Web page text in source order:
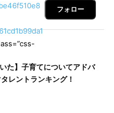
フォロー
た】子育てについてアドバ
レントランキング！